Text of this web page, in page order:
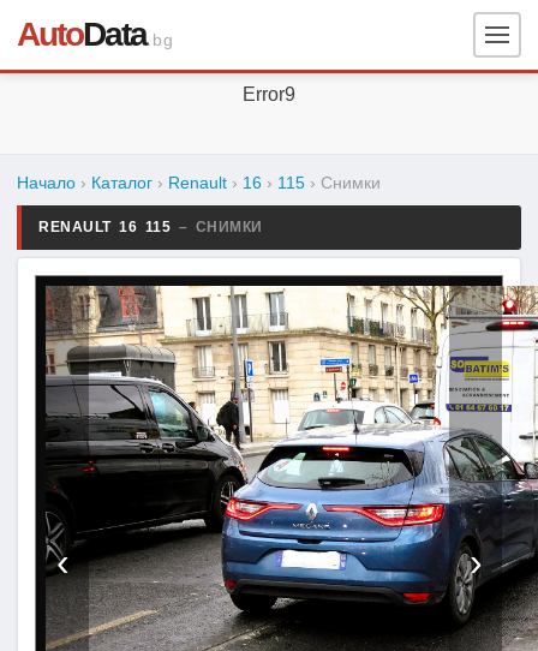
AutoData.bg
Error9
Начало › Каталог › Renault › 16 › 115 › Снимки
RENAULT 16 115 – СНИМКИ
‹ ›